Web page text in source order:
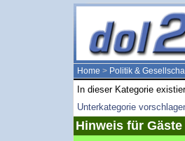
Home > Politik &
In dieser Kategorie
Unterkategorie
Hinweis für Gäste